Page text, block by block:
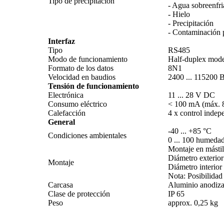
- Agua
- Hielo
- Precipitación
- Contaminación
Interfaz
Tipo
RS485
Modo de funcionamiento
Half-duplex
Formato de los datos
8N1
Velocidad en baudios
2400 ... 115200
Tensión de funcionamiento
Electrónica
11 ... 28 V DC
Consumo eléctrico
< 100 mA (máx.
Calefacción
4 x control
General
Condiciones ambientales
-40 ... +85 °C
0 ... 100
Montaje
Montaje en mástil
Diámetro
Diámetro interior
Nota: Posibilidad
Carcasa
Aluminio
Clase de protección
IP 65
Peso
approx. 0,25 kg